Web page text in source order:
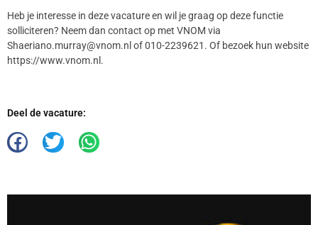
Heb je interesse in deze vacature en wil je graag op deze functie
solliciteren? Neem dan contact op met VNOM via
Shaeriano.murray@vnom.nl of 010-2239621. Of bezoek hun website
https://www.vnom.nl.
Deel de vacature: